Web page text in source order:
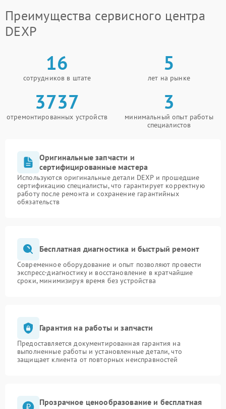
Преимущества сервисного центра
DEXP
16
сотрудников в штате
5
лет на рынке
3737
отремонтированных устройств
3
минимальный опыт работы
специалистов
Оригинальные запчасти и
сертифицированные мастера
Используются оригинальные детали DEXP и прошедшие
сертификацию специалисты, что гарантирует корректную
работу после ремонта и сохранение гарантийных
обязательств
Бесплатная диагностика и быстрый ремонт
Современное оборудование и опыт позволяют провести
экспресс-диагностику и восстановление в кратчайшие
сроки, минимизируя время без устройства
Гарантия на работы и запчасти
Предоставляется документированная гарантия на
выполненные работы и установленные детали, что
защищает клиента от повторных неисправностей
Прозрачное ценообразование и бесплатная